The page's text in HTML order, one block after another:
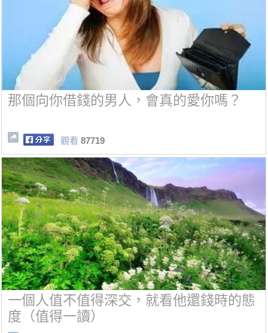
那個向你借錢的男人，會真的愛你嗎？
觀看 87719
一個人值不值得深交，就看他還錢時的態
度（值得一讀）